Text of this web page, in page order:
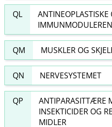
QL
ANTINEOPLASTISKE
QM MUSKLER OG
QN NERVESYSTEMET
QP
ANTIPARASITTÆRE
INSEKTICIDER OG
MIDLER